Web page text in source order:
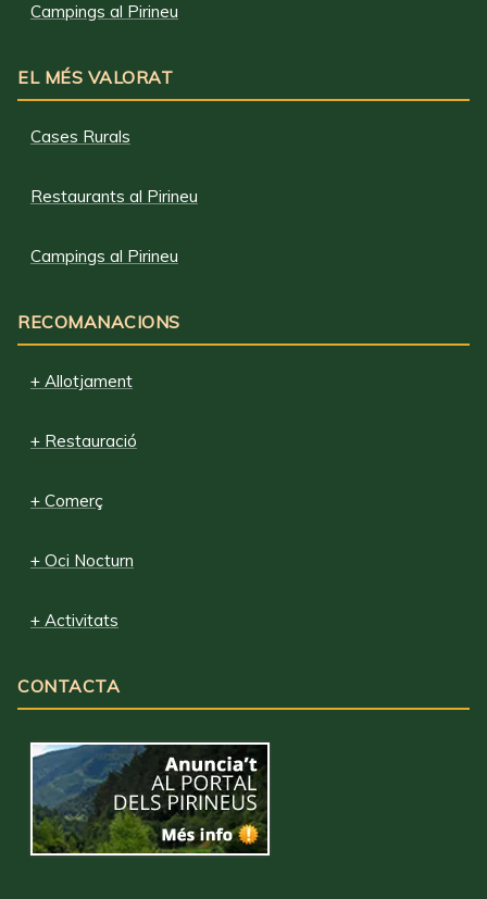
Campings al Pirineu
EL MÉS VALORAT
Cases Rurals
Restaurants al Pirineu
Campings al Pirineu
RECOMANACIONS
+ Allotjament
+ Restauració
+ Comerç
+ Oci Nocturn
+ Activitats
CONTACTA